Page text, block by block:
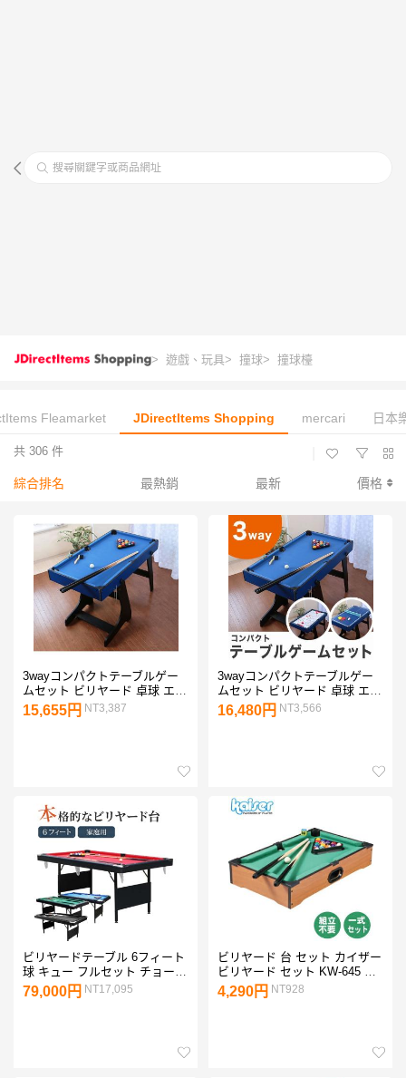
搜尋關鍵字或商品網址
> 遊戲、玩具> 撞球> 撞球檯
Fleamarket JDirectItems Shopping mercari 日本
共 306 件
綜合排名 最熱銷 最新 價格
3wayコンパクトテーブルゲー
ムセット ビリヤード 卓球 エア
ーテーブルホッケー 代引不可
15,655円 NT3,387
3wayコンパクトテーブルゲー
ムセット ビリヤード 卓球 エア
ーテーブルホッケー 代引不可
16,480円 NT3,566
ビリヤードテーブル 6フィート
球 キュー フルセット チョーク
本格的なビリヤード台 世界販
売6000台の実績 人気 レッ
79,000円 NT17,095
ビリヤード 台 セット カイザー
ビリヤード セット KW-645 ビ
リヤード台 キュー 家庭用 一式
ボール プレゼント
4,290円 NT928